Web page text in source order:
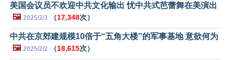
美国会议员不欢迎中共文化输出 忧中共式芭蕾舞在美演出
🖼️ 2025/2/3 （17,348次）
中共在京郊建规模10倍于“五角大楼”的军事基地 意欲何为
🖼️ 2025/2/2 （18,615次）